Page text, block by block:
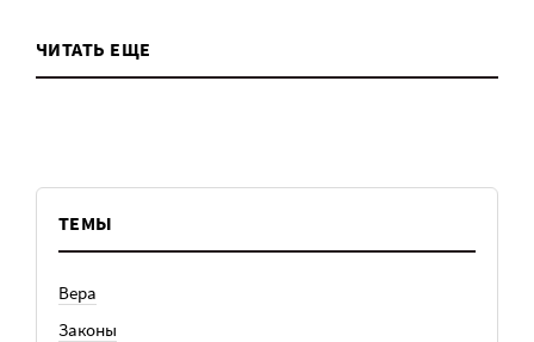
ЧИТАТЬ ЕЩЕ
ТЕМЫ
Вера
Законы